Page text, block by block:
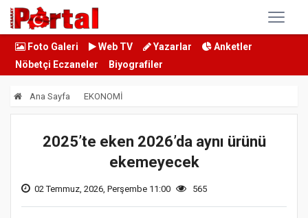
Foto Galeri Web TV Yazarlar
Anketler
Nöbetçi Eczaneler
Biyografiler
Ana Sayfa EKONOMİ
2025’te eken 2026’da aynı ürünü
ekemeyecek
02 Temmuz, 2026, Perşembe 11:00 565